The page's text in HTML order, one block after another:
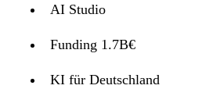
AI Studio
Funding 1.7B€
KI für Deutschland